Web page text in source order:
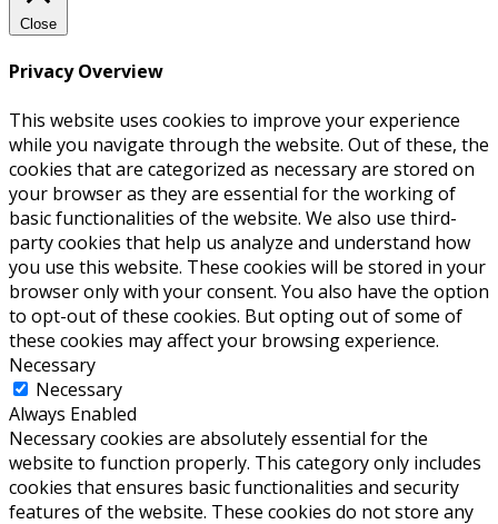
Close
Privacy Overview
This website uses cookies to improve your experience
while you navigate through the website. Out of these, the
cookies that are categorized as necessary are stored on
your browser as they are essential for the working of
basic functionalities of the website. We also use third-
party cookies that help us analyze and understand how
you use this website. These cookies will be stored in your
browser only with your consent. You also have the option
to opt-out of these cookies. But opting out of some of
these cookies may affect your browsing experience.
Necessary
Necessary
Always Enabled
Necessary cookies are absolutely essential for the
website to function properly. This category only includes
cookies that ensures basic functionalities and security
features of the website. These cookies do not store any